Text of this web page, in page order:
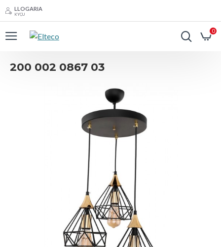
LLOGARIA
KYÇU
0
200 002 0867 03